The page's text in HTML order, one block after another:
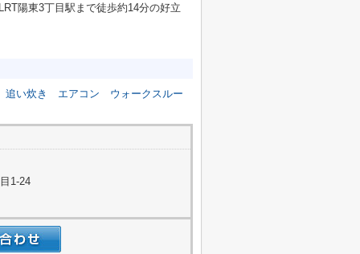
陽東3丁目駅まで徒歩約14分の好立
追い炊き エアコン ウォークスルー
1-24